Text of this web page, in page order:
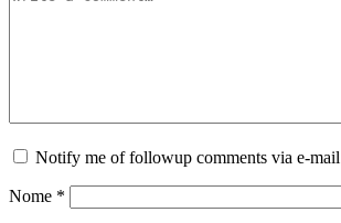
Notify me of followup comments via e-mail
Nome *